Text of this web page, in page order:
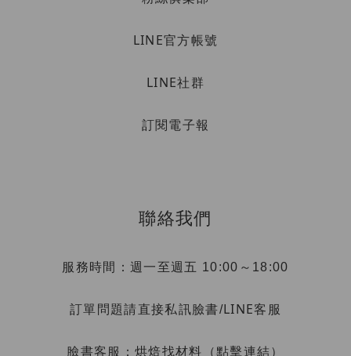
LINE官方帳號
LINE社群
訂閱電子報
聯絡我們
服務時間：週一至週五 10:00～18:00
訂單問題請直接私訊臉書/LINE客服
臉書客服： 烘焙找材料（點擊連結）